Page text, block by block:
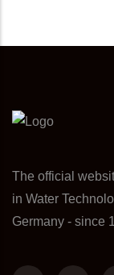
The official
in Water
Germany - since